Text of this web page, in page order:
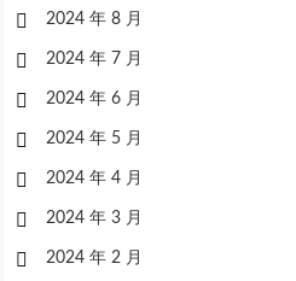
2024 年 8 月
2024 年 7 月
2024 年 6 月
2024 年 5 月
2024 年 4 月
2024 年 3 月
2024 年 2 月